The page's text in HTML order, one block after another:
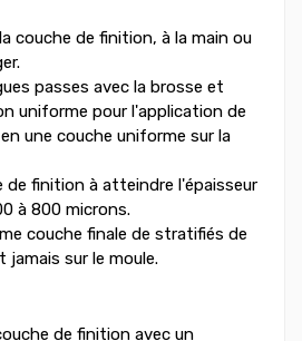
couche de finition, à la main ou
passes avec la brosse et
uniforme pour l'application de
une couche uniforme sur la
de finition à atteindre l'épaisseur
à 800 microns.
couche finale de stratifiés de
sur le moule.
de finition avec un